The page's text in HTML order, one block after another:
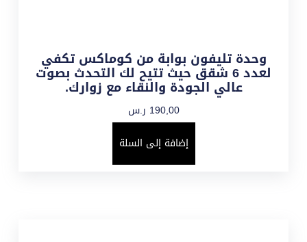
وحدة تليفون بوابة من كوماكس تكفي
لعدد 6 شقق حيث تتيح لك التحدث بصوت
عالي الجودة والنقاء مع زوارك.
190,00 ر.س
إضافة إلى السلة